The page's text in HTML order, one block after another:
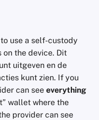
use a self-custody
on the device. Dit
uitgeven en de
kunt zien. If you
can see everything
wallet where the
provider can see